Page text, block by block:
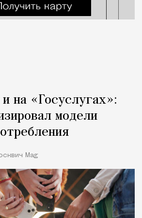
на «Госуслугах»:
модели
Mag